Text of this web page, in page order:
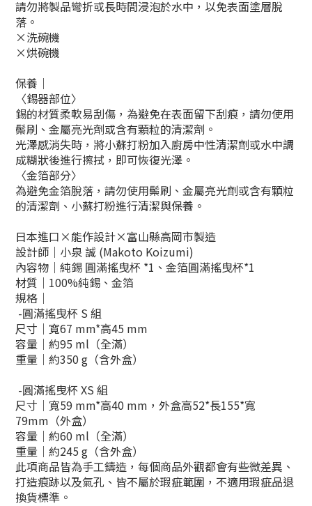
請勿將製品彎折或長時間浸泡於水中，以免表面塗層脫
落。
×洗碗機
×烘碗機
保養｜
〈錫器部位〉
錫的材質柔軟易刮傷，為避免在表面留下刮痕，請勿使用
鬃刷、金屬亮光劑或含有顆粒的清潔劑。
光澤感消失時，將小蘇打粉加入廚房中性清潔劑或水中調
成糊狀後進行擦拭，即可恢復光澤。
〈金箔部分〉
為避免金箔脫落，請勿使用鬃刷、金屬亮光劑或含有顆粒
的清潔劑、小蘇打粉進行清潔與保養。
日本進口×能作設計×富山縣高岡市製造
設計師｜小泉 誠 (Makoto Koizumi)
內容物｜純錫 圓滿搖曳杯 *1、金箔圓滿搖曳杯*1
材質｜100%純錫、金箔
規格｜
-圓滿搖曳杯 S 組
尺寸｜寬67 mm*高45 mm
容量｜約95 ml（全滿）
重量｜約350 g（含外盒）
-圓滿搖曳杯 XS 組
尺寸｜寬59 mm*高40 mm，外盒高52*長155*寬
79mm（外盒）
容量｜約60 ml（全滿）
重量｜約245 g（含外盒）
此項商品皆為手工鑄造， 每個商品外觀都會有些微差異、
打造痕跡以及氣孔、 皆不屬於瑕疵範圍 ，不適用瑕疵品退
換貨標準。